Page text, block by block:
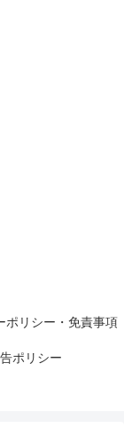
ポリシー・免責事項
ポリシー